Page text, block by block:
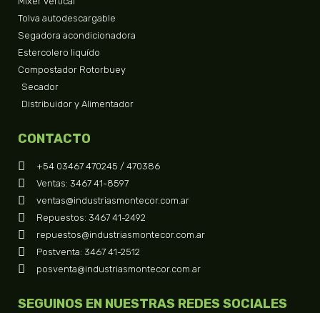
Tolva autodescargable
Segadora acondicionadora
Estercolero liquído
Compostador Rotorbuey
Secador
Distribuidor y Alimentador
CONTACTO
+54 03467 470245 / 470386
Ventas: 3467 41-8597
ventas@industriasmontecor.com.ar
Repuestos: 3467 41-2492
repuestos@industriasmontecor.com.ar
Postventa: 3467 41-2512
posventa@industriasmontecor.com.ar
SEGUINOS EN NUESTRAS REDES SOCIALES